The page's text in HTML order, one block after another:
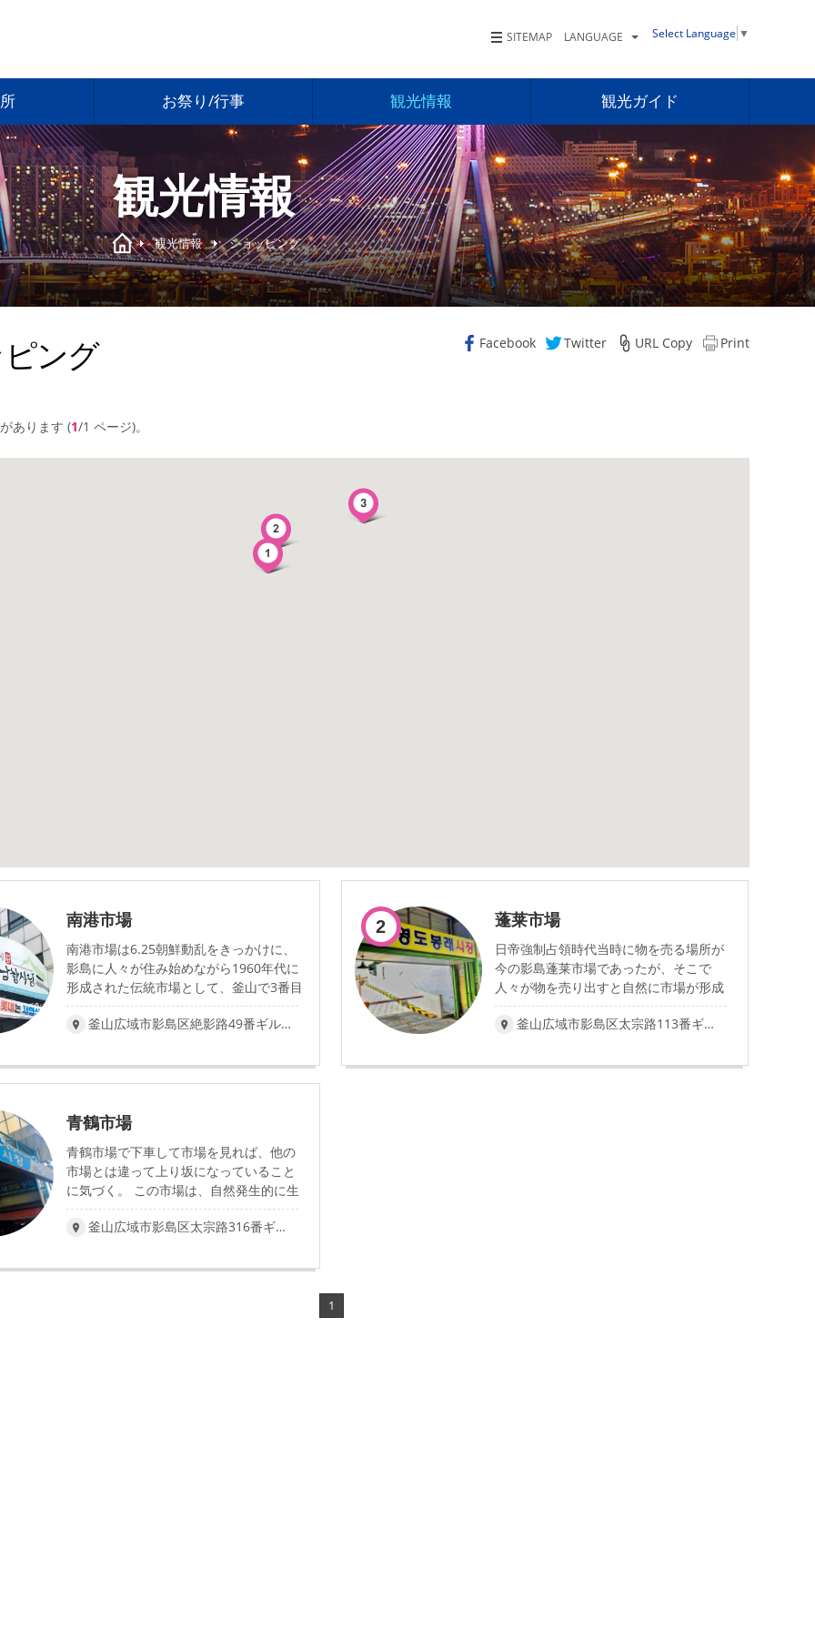
SITEMAP LANGUAGE Select Language ▼
お祭り/行事 観光情報 観光ガイド
観光情報
観光情報 ショッピング
ング Facebook Twitter URL Copy Print
あります (1/1 ページ)。
南港市場
南港市場は6.25朝鮮動乱をきっかけに、
影島に人々が住み始めながら1960年代に
形成された伝統市場として、釜山で3番目
の大きさを誇る。 2012～2013年には文
化観光型市場の育成事業公募に当選し、
場音楽祭、市場演劇祭などの市場文化祭
を開催し、南航市場を地域民たちと商人
した。
釜山広域市影島区絶影路49番ギル73-5(瀛仙洞2街)
2 蓬莱市場
日帝強制占領時代当時に物を売る場所が
今の影島蓬莱市場であったが、そこで
人々が物を売り出すと自然に市場が形成
された。 1970年に街並の建物を竣工し、
影島蓬莱市場が本格的に開設された。 影
境改善事業として市場通路を包装し、ア
釜山広域市影島区太宗路113番ギル39(蓬莱洞3街)
青鶴市場
青鶴市場で下車して市場を見れば、他の
市場とは違って上り坂になっていること
に気づく。 この市場は、自然発生的に生
成された市場で、ナムル、雑貨など多様
な物を販売している。 青鶴市場を歩け
る。 ここの最高の味の名店はクンタサン
釜山広域市影島区太宗路316番ギル1(青鶴洞)
1